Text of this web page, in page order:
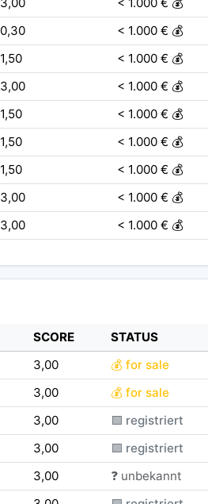
0,30 < 1.000 € 💰
1,50 < 1.000 € 💰
3,00 < 1.000 € 💰
1,50 < 1.000 € 💰
1,50 < 1.000 € 💰
1,50 < 1.000 € 💰
3,00 < 1.000 € 💰
3,00 < 1.000 € 💰
SCORE STATUS
3,00 💰 for sale
3,00 💰 for sale
3,00 🟪 registriert
3,00 🟪 registriert
3,00 ❓ unbekannt